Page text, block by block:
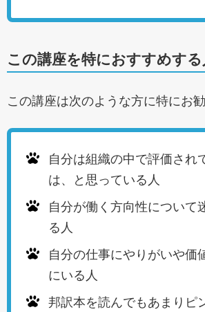
この講座を特におすすめする
この講座は次のような方に特にお勧
自分は組織の中で評価され
は、と思っている人
自分が働く方向性について
る人
自分の仕事にやりがいや価
にいる人
邦訳本を読んでもあまりピ